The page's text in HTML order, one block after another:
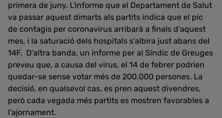
primera de juny. L'informe que el Departament de Salut
va passar aquest dimarts als partits indica que el pic
de contagis per coronavirus arribarà a finals d'aquest
mes, i la saturació dels hospitals s'albira just abans del
14F. D’altra banda, un informe per al Síndic de Greuges
preveu que, a causa del virus, el 14 de febrer podrien
quedar-se sense votar més de 200.000 persones. La
decisió, en qualsevol cas, es pren aquest divendres,
però cada vegada més partits es mostren favorables a
l'ajornament.